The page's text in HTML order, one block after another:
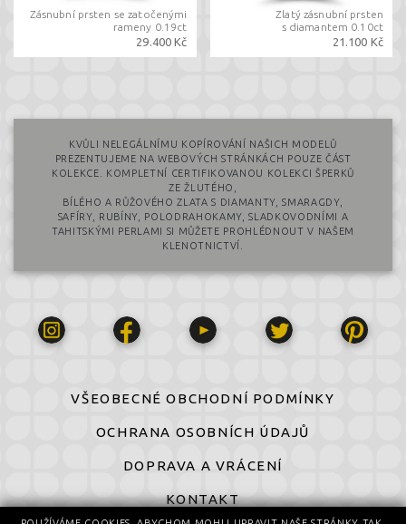
Zásnubní prsten se zatočenými
rameny 0.19ct
29.400 Kč
Zlatý zásnubní prsten
s diamantem 0.10ct
21.100 Kč
KVŮLI NELEGÁLNÍMU KOPÍROVÁNÍ NAŠICH MODELŮ
PREZENTUJEME NA WEBOVÝCH STRÁNKÁCH POUZE ČÁST
KOLEKCE. KOMPLETNÍ CERTIFIKOVANOU KOLEKCI ŠPERKŮ
ZE ŽLUTÉHO,
BÍLÉHO A RŮŽOVÉHO ZLATA S DIAMANTY, SMARAGDY,
SAFÍRY, RUBÍNY, POLODRAHOKAMY, SLADKOVODNÍMI A
TAHITSKÝMI PERLAMI SI MŮŽETE PROHLÉDNOUT V NAŠEM
KLENOTNICTVÍ.
VŠEOBECNÉ OBCHODNÍ PODMÍNKY
OCHRANA OSOBNÍCH ÚDAJŮ
DOPRAVA A VRÁCENÍ
KONTAKT